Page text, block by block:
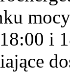
i